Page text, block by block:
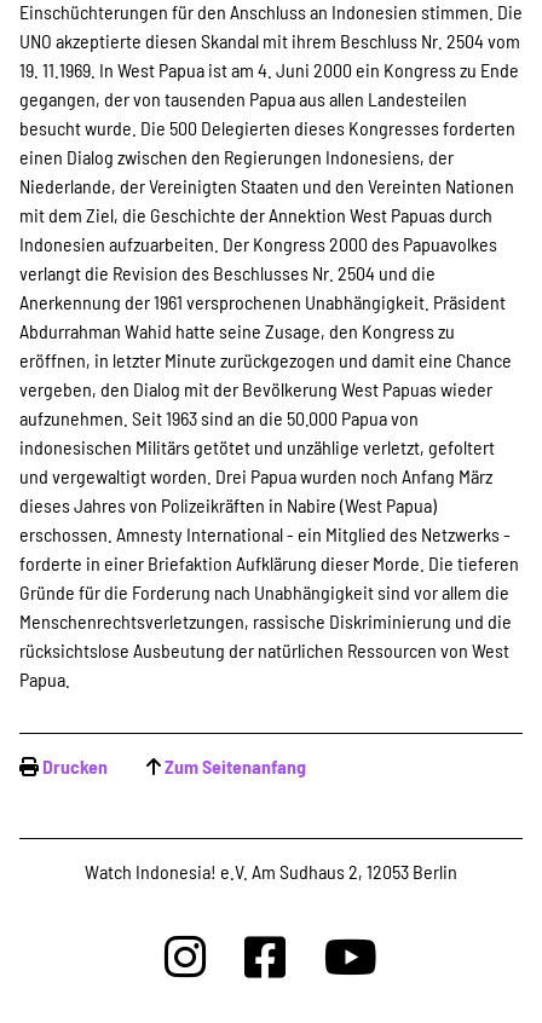
Einschüchterungen für den Anschluss an Indonesien stimmen. Die
UNO akzeptierte diesen Skandal mit ihrem Beschluss Nr. 2504 vom
19. 11.1969. In West Papua ist am 4. Juni 2000 ein Kongress zu Ende
gegangen, der von tausenden Papua aus allen Landesteilen
besucht wurde. Die 500 Delegierten dieses Kongresses forderten
einen Dialog zwischen den Regierungen Indonesiens, der
Niederlande, der Vereinigten Staaten und den Vereinten Nationen
mit dem Ziel, die Geschichte der Annektion West Papuas durch
Indonesien aufzuarbeiten. Der Kongress 2000 des Papuavolkes
verlangt die Revision des Beschlusses Nr. 2504 und die
Anerkennung der 1961 versprochenen Unabhängigkeit. Präsident
Abdurrahman Wahid hatte seine Zusage, den Kongress zu
eröffnen, in letzter Minute zurückgezogen und damit eine Chance
vergeben, den Dialog mit der Bevölkerung West Papuas wieder
aufzunehmen. Seit 1963 sind an die 50.000 Papua von
indonesischen Militärs getötet und unzählige verletzt, gefoltert
und vergewaltigt worden. Drei Papua wurden noch Anfang März
dieses Jahres von Polizeikräften in Nabire (West Papua)
erschossen. Amnesty International - ein Mitglied des Netzwerks -
forderte in einer Briefaktion Aufklärung dieser Morde. Die tieferen
Gründe für die Forderung nach Unabhängigkeit sind vor allem die
Menschenrechtsverletzungen, rassische Diskriminierung und die
rücksichtslose Ausbeutung der natürlichen Ressourcen von West
Papua.
Drucken Zum Seitenanfang
Watch Indonesia! e.V. Am Sudhaus 2, 12053 Berlin